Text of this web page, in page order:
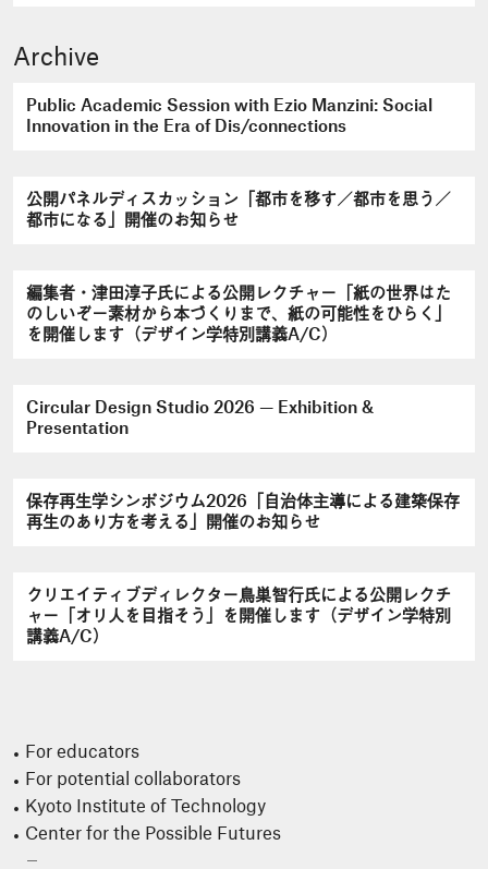
Archive
Public Academic Session with Ezio Manzini: Social
Innovation in the Era of Dis/connections
公開パネルディスカッション「都市を移す／都市を思う／
都市になる」開催のお知らせ
編集者・津田淳子氏による公開レクチャー「紙の世界はた
のしいぞ－素材から本づくりまで、紙の可能性をひらく」
を開催します（デザイン学特別講義A/C）
Circular Design Studio 2026 — Exhibition &
Presentation
保存再生学シンポジウム2026「自治体主導による建築保存
再生のあり方を考える」開催のお知らせ
クリエイティブディレクター鳥巣智行氏による公開レクチ
ャー「オリ人を目指そう」を開催します（デザイン学特別
講義A/C）
For educators
For potential collaborators
Kyoto Institute of Technology
Center for the Possible Futures